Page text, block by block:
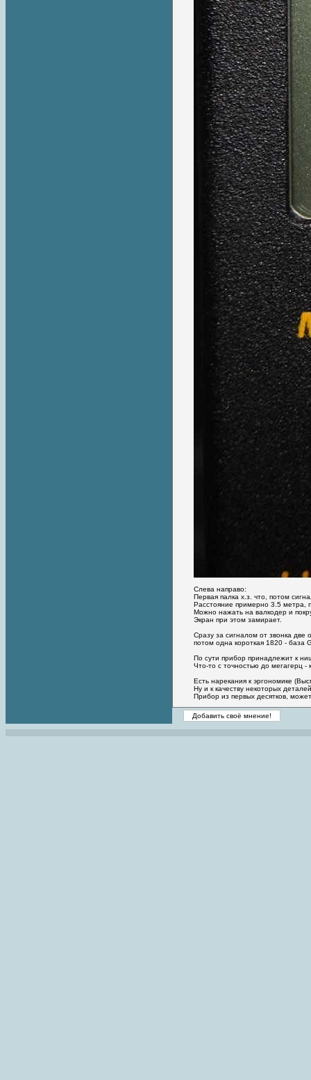
Слева направо:
Первая палка х.з. что, потом
Расстояние примерно 3.5 метра,
Можно нажать на валкодер и
Экран при этом замирает.
Сразу за сигналом от звонка две
потом одна короткая 1820 - база
По сути прибор принадлежит к
Что-то с точностью до мегагерц
Есть нарекания к эргономике
Ну и к качеству некоторых
Прибор из первых десятков,